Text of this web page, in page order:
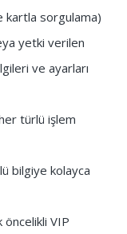
kartla sorgulama)
yetki verilen
ve ayarları
türlü işlem
bilgiye kolayca
öncelikli VIP